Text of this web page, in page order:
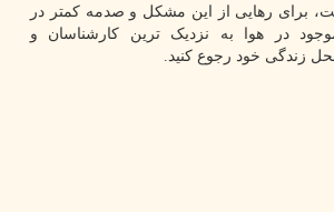
برای رهایی از این مشکل و صدمه کمتر در
در هوا به نزدیک ترین کارشناسان و
زندگی خود رجوع کنید.